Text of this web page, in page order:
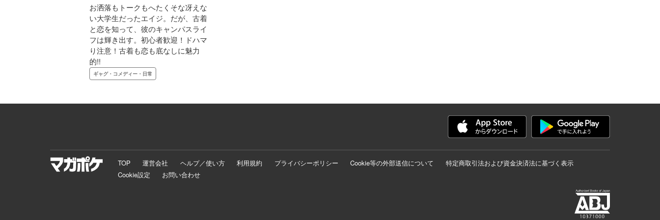
お洒落もトークもへたくそな冴えな
い大学生だったエイジ。だが、古着
と恋を知って、彼のキャンパスライ
フは輝き出す。初心者歓迎！ドハマ
り注意！古着も恋も底なしに魅力
的!!
ギャグ・コメディー・日常
TOP 運営会社 ヘルプ／使い方 利用規約 プライバシーポリシー Cookie等の外部送信について
特定商取引法および資金決済法に基づく表示
Cookie設定
お問い合わせ